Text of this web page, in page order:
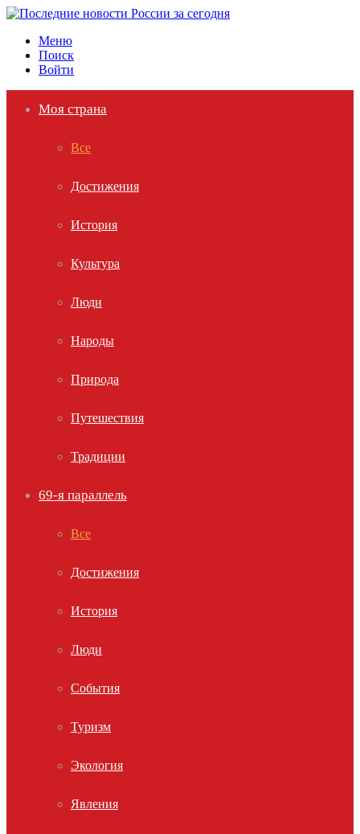
Меню
Поиск
Войти
Моя страна
Все
Достижения
История
Культура
Люди
Народы
Природа
Путешествия
Традиции
69-я параллель
Все
Достижения
История
Люди
События
Туризм
Экология
Явления